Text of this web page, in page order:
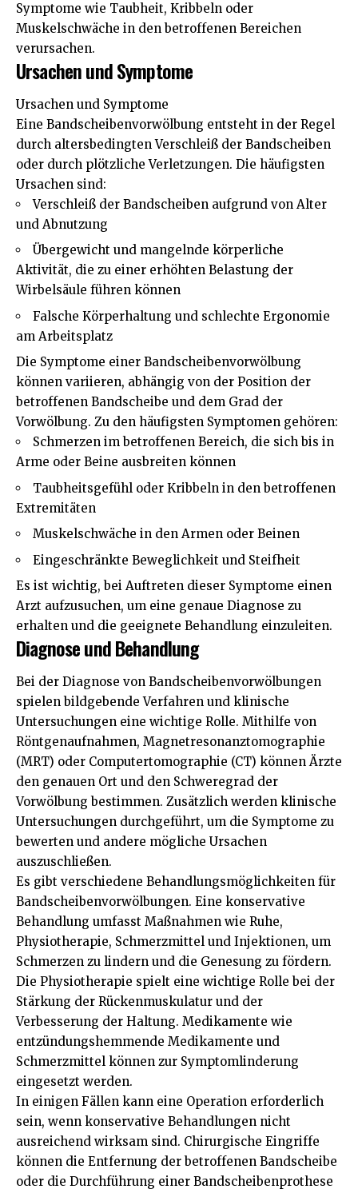
Symptome wie Taubheit, Kribbeln oder
Muskelschwäche in den betroffenen Bereichen
verursachen.
Ursachen und Symptome
Ursachen und Symptome
Eine Bandscheibenvorwölbung entsteht in der Regel
durch altersbedingten Verschleiß der Bandscheiben
oder durch plötzliche Verletzungen. Die häufigsten
Ursachen sind:
Verschleiß der Bandscheiben aufgrund von Alter
und Abnutzung
Übergewicht und mangelnde körperliche
Aktivität, die zu einer erhöhten Belastung der
Wirbelsäule führen können
Falsche Körperhaltung und schlechte Ergonomie
am Arbeitsplatz
Die Symptome einer Bandscheibenvorwölbung
können variieren, abhängig von der Position der
betroffenen Bandscheibe und dem Grad der
Vorwölbung. Zu den häufigsten Symptomen gehören:
Schmerzen im betroffenen Bereich, die sich bis in
Arme oder Beine ausbreiten können
Taubheitsgefühl oder Kribbeln in den betroffenen
Extremitäten
Muskelschwäche in den Armen oder Beinen
Eingeschränkte Beweglichkeit und Steifheit
Es ist wichtig, bei Auftreten dieser Symptome einen
Arzt aufzusuchen, um eine genaue Diagnose zu
erhalten und die geeignete Behandlung einzuleiten.
Diagnose und Behandlung
Bei der Diagnose von Bandscheibenvorwölbungen
spielen bildgebende Verfahren und klinische
Untersuchungen eine wichtige Rolle. Mithilfe von
Röntgenaufnahmen, Magnetresonanztomographie
(MRT) oder Computertomographie (CT) können Ärzte
den genauen Ort und den Schweregrad der
Vorwölbung bestimmen. Zusätzlich werden klinische
Untersuchungen durchgeführt, um die Symptome zu
bewerten und andere mögliche Ursachen
auszuschließen.
Es gibt verschiedene Behandlungsmöglichkeiten für
Bandscheibenvorwölbungen. Eine konservative
Behandlung umfasst Maßnahmen wie Ruhe,
Physiotherapie, Schmerzmittel und Injektionen, um
Schmerzen zu lindern und die Genesung zu fördern.
Die Physiotherapie spielt eine wichtige Rolle bei der
Stärkung der Rückenmuskulatur und der
Verbesserung der Haltung. Medikamente wie
entzündungshemmende Medikamente und
Schmerzmittel können zur Symptomlinderung
eingesetzt werden.
In einigen Fällen kann eine Operation erforderlich
sein, wenn konservative Behandlungen nicht
ausreichend wirksam sind. Chirurgische Eingriffe
können die Entfernung der betroffenen Bandscheibe
oder die Durchführung einer Bandscheibenprothese